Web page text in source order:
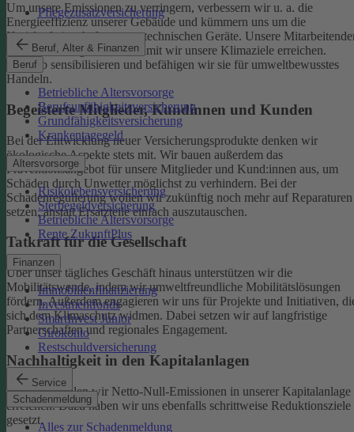
Pflegezusatzversicherung
Beruf, Alter & Finanzen
Beruf
Betriebliche Altersvorsorge
Berufsunfähigkeitsversicherung
Grundfähigkeitsversicherung
Krankentagegeld
Altersvorsorge
Risikolebensversicherung
Sterbegeldversicherung
Betriebliche Altersvorsorge
Rente ZukunftPlus
Finanzen
Immobilienfinanzierung
Investmentfonds
SmartInvest Junior
Girokonto
Restschuldversicherung
Service
Schadenmeldung
Alles zur Schadenmeldung
Um unsere Emissionen zu verringern, verbessern wir u. a. die
Energieeffizienz unserer Gebäude und kümmern uns um die
Kreislaufwirtschaft unserer technischen Geräte. Unsere
sind ein wichtiger Hebel, damit wir unsere Klimaziele erreichen.
Deshalb sensibilisieren und befähigen wir sie für umweltbewusstes
Handeln.
Begeisterte Mitglieder, Kundinnen und Kunden
Bei der Entwicklung neuer Versicherungsprodukte denken wir
ökologische Aspekte stets mit. Wir bauen außerdem das
Präventionsangebot für unsere Mitglieder und Kund:innen aus, um
Schäden durch Unwetter möglichst zu verhindern. Bei der
Schadenregulierung wollen wir zukünftig noch mehr auf Reparaturen
setzen, anstatt Ersatzteile einfach auszutauschen.
Tatkraft für die Gesellschaft
Über unser tägliches Geschäft hinaus unterstützen wir die
Mobilitätswende, indem wir umweltfreundliche Mobilitätslösungen
fördern. Außerdem engagieren wir uns für Projekte und Initiativen,
sich dem Klimaschutz widmen. Dabei setzen wir auf langfristige
Partnerschaften und regionales Engagement.
Nachhaltigkeit in den Kapitalanlagen
Bis 2050 wollen wir Netto-Null-Emissionen in unserer Kapitalanlage
erreichen. Dazu haben wir uns ebenfalls schrittweise Reduktionsziele
gesetzt.